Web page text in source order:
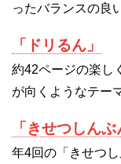
ったバランスの良
「ドリるん」
約42ページの楽し
が向くようなテー
「きせつしんぶ
年4回の「きせつし